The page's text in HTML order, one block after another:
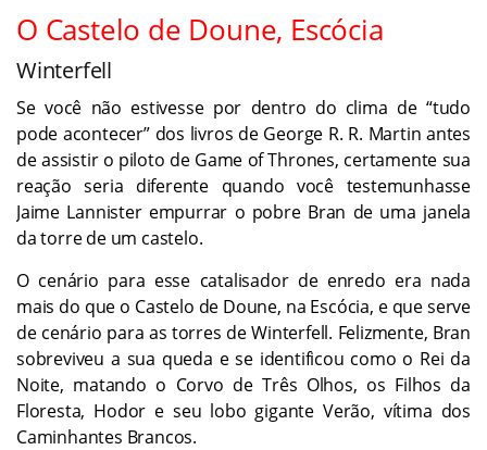
O Castelo de Doune, Escócia
Winterfell
Se você não estivesse por dentro do clima de “tudo
pode acontecer” dos livros de George R. R. Martin antes
de assistir o piloto de Game of Thrones, certamente sua
reação seria diferente quando você testemunhasse
Jaime Lannister empurrar o pobre Bran de uma janela
da torre de um castelo.
O cenário para esse catalisador de enredo era nada
mais do que o Castelo de Doune, na Escócia, e que serve
de cenário para as torres de Winterfell. Felizmente, Bran
sobreviveu a sua queda e se identificou como o Rei da
Noite, matando o Corvo de Três Olhos, os Filhos da
Floresta, Hodor e seu lobo gigante Verão, vítima dos
Caminhantes Brancos.